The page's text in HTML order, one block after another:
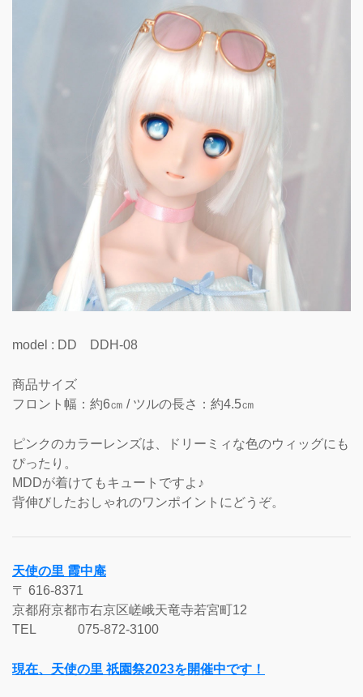
model : DD DDH-08
商品サイズ
フロント幅：約6㎝ / ツルの長さ：約4.5㎝
ピンクのカラーレンズは、ドリーミィな色のウィッグにも
ぴったり。
MDDが着けてもキュートですよ♪
背伸びしたおしゃれのワンポイントにどうぞ。
天使の里 霞中庵
〒 616-8371
京都府京都市右京区嵯峨天竜寺若宮町12
TEL 075-872-3100
現在、天使の里 祇園祭2023を開催中です！